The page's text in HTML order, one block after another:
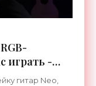
играть -
гитар Neo,